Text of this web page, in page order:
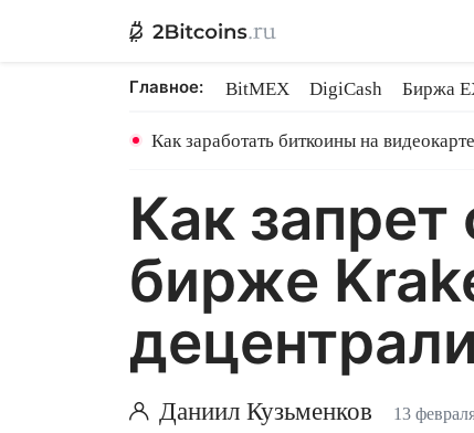
Главное: BitMEX DigiCash Биржа
Как заработать биткоины на
Как запрет
бирже
Даниил Кузьменков 13